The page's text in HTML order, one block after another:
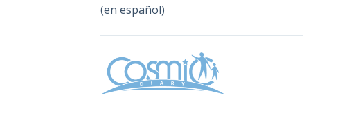
(en español)